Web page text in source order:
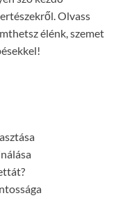
Olvass
élénk, szemet